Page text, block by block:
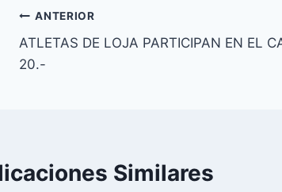
Navegación
de
ANTERIOR
ATLETAS DE LOJA PARTICIPAN EN EL
20.-
Similares